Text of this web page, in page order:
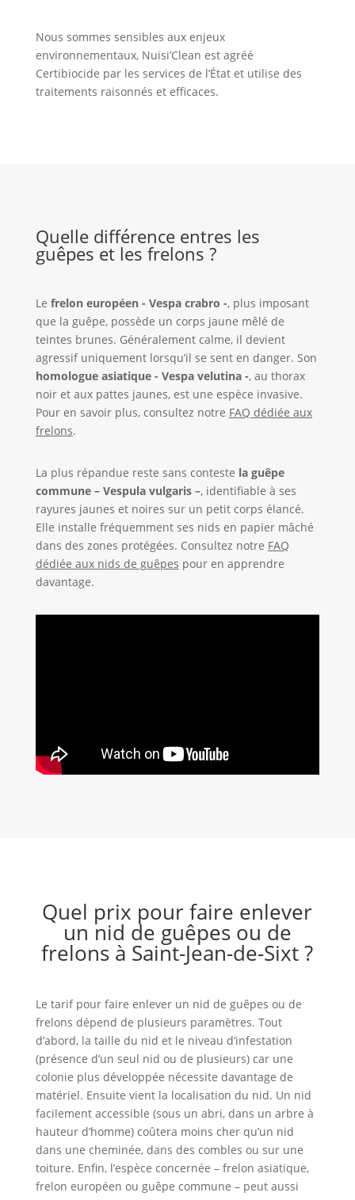
Nous sommes sensibles aux enjeux
environnementaux, Nuisi’Clean est agréé
Certibiocide par les services de l’État et utilise des
traitements raisonnés et efficaces.
Quelle différence entres les
guêpes et les frelons ?
Le frelon européen - Vespa crabro -, plus imposant
que la guêpe, possède un corps jaune mêlé de
teintes brunes. Généralement calme, il devient
agressif uniquement lorsqu’il se sent en danger. Son
homologue asiatique - Vespa velutina -, au thorax
noir et aux pattes jaunes, est une espèce invasive.
Pour en savoir plus, consultez notre FAQ dédiée aux
frelons.
La plus répandue reste sans conteste la guêpe
commune – Vespula vulgaris –, identifiable à ses
rayures jaunes et noires sur un petit corps élancé.
Elle installe fréquemment ses nids en papier mâché
dans des zones protégées. Consultez notre FAQ
dédiée aux nids de guêpes pour en apprendre
davantage.
Quel prix pour faire enlever
un nid de guêpes ou de
frelons à Saint-Jean-de-Sixt ?
Le tarif pour faire enlever un nid de guêpes ou de
frelons dépend de plusieurs paramètres. Tout
d’abord, la taille du nid et le niveau d’infestation
(présence d’un seul nid ou de plusieurs) car une
colonie plus développée nécessite davantage de
matériel. Ensuite vient la localisation du nid. Un nid
facilement accessible (sous un abri, dans un arbre à
hauteur d’homme) coûtera moins cher qu’un nid
dans une cheminée, dans des combles ou sur une
toiture. Enfin, l’espèce concernée – frelon asiatique,
frelon européen ou guêpe commune – peut aussi